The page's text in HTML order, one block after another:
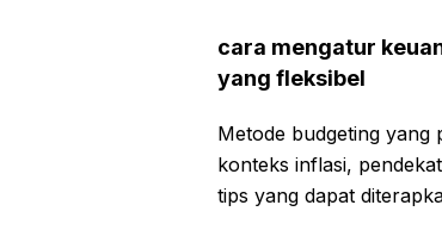
cara mengatur
yang fleksibel
Metode budgeting yang
konteks inflasi,
tips yang dapat